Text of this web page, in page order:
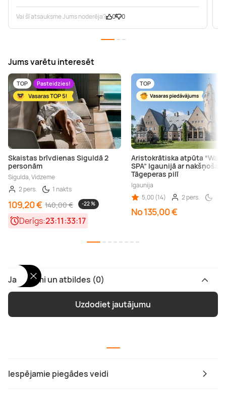
Iespējamie piegādes veidi
Vai šī atsauksme Jums noderēja? 0 0
Jums varētu interesēt
TOP Pasteidzies!
Skaistas brīvdienas Siguldā 2
personām
Sigulda, Vidzeme
2 pers.
1 nakts
109,20 € 140,00 € -22 %
Derīgs:23:11:33:16
TOP
Aristokrātiska atpūta
SPA” Igaunijā ar
Tāgeperas pilī
Igaunija
5,00 (14)
2 pers.
No 135,00 €
Jautājumi un atbildes (0)
Uzdodiet jautājumu